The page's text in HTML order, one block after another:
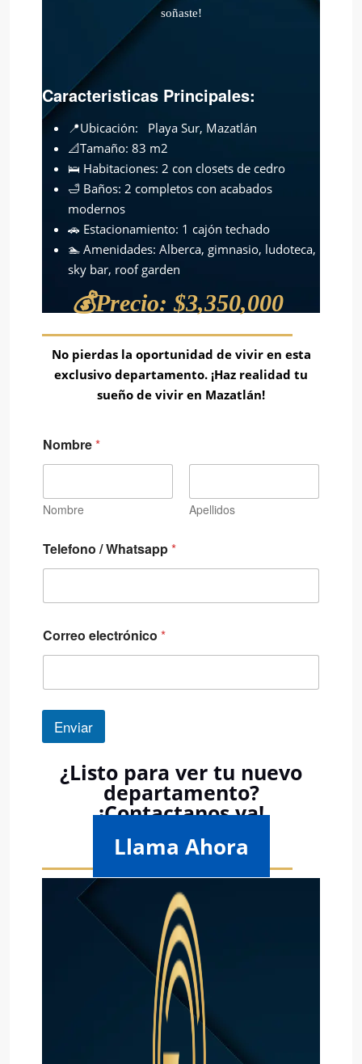
soñaste!
Caracteristicas Principales:
📍Ubicación: Playa Sur, Mazatlán
📐Tamaño: 83 m2
🛌 Habitaciones: 2 con closets de cedro
🛁 Baños: 2 completos con acabados
modernos
🚗 Estacionamiento: 1 cajón techado
🏊 Amenidades: Alberca, gimnasio, ludoteca,
sky bar, roof garden
💰Precio: $3,350,000
No pierdas la oportunidad de vivir en esta
exclusivo departamento. ¡Haz realidad tu
sueño de vivir en Mazatlán!
C
o
r
e
W
h
a
s
p
Nombre*
Nombre Apellidos
Telefono / Whatsapp*
Correo electrónico *
Enviar
¿Listo para ver tu nuevo
departamento?
¡Contactanos ya!
Llama Ahora